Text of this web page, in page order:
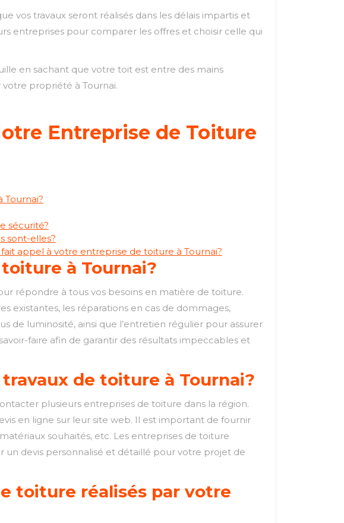
vos travaux seront réalisés dans les délais impartis et
entreprises pour comparer les offres et choisir celle qui
en sachant que votre toit est entre des mains
propriété à Tournai.
Entreprise de Toiture
Tournai?
sécurité?
sont-elles?
appel à votre entreprise de toiture à Tournai?
à Tournai?
répondre à tous vos besoins en matière de toiture.
existantes, les réparations en cas de dommages,
de luminosité, ainsi que l’entretien régulier pour assurer
faire afin de garantir des résultats impeccables et
de toiture à Tournai?
plusieurs entreprises de toiture dans la région.
en ligne sur leur site web. Il est important de fournir
souhaités, etc. Les entreprises de toiture
un devis personnalisé et détaillé pour votre projet de
toiture réalisés par votre